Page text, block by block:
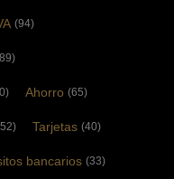
(94)
Ahorro (65)
Tarjetas (40)
bancarios (33)